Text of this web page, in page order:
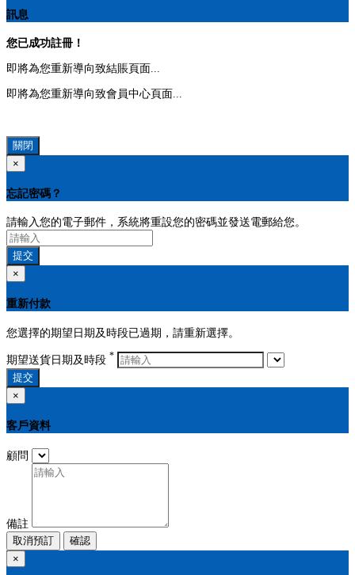
訊息
您已成功註冊！
即將為您重新導向致結賬頁面...
即將為您重新導向致會員中心頁面...
關閉
×
忘記密碼？
請輸入您的電子郵件，系統將重設您的密碼並發送電郵給您。
提交
×
重新付款
您選擇的期望日期及時段已過期，請重新選擇。
期望送貨日期及時段 *
提交
×
客戶資料
顧問
備註
取消預訂
確認
×